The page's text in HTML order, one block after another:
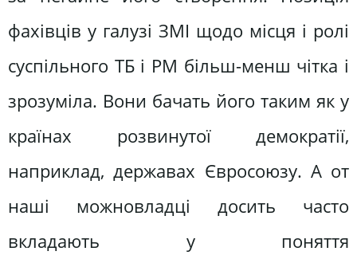
фахівців у галузі ЗМІ щодо місця і ролі
суспільного ТБ і РМ більш-менш чітка і
зрозуміла. Вони бачать його таким як у
країнах розвинутої демократії,
наприклад, державах Євросоюзу. А от
наші можновладці досить часто
вкладають у поняття